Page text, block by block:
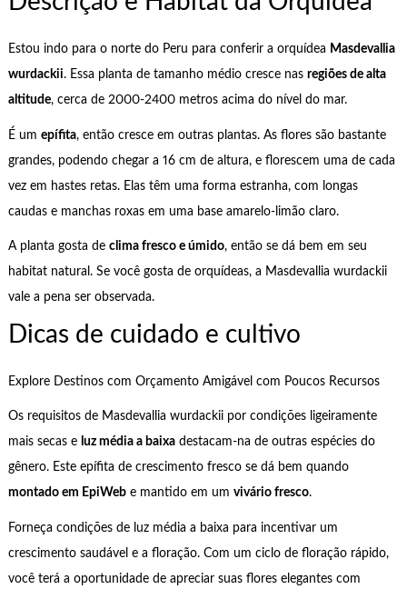
Estou indo para o norte do Peru para conferir a orquídea Masdevallia
wurdackii. Essa planta de tamanho médio cresce nas regiões de alta
altitude, cerca de 2000-2400 metros acima do nível do mar.
É um epífita, então cresce em outras plantas. As flores são bastante
grandes, podendo chegar a 16 cm de altura, e florescem uma de cada
vez em hastes retas. Elas têm uma forma estranha, com longas
caudas e manchas roxas em uma base amarelo-limão claro.
A planta gosta de clima fresco e úmido, então se dá bem em seu
habitat natural. Se você gosta de orquídeas, a Masdevallia wurdackii
vale a pena ser observada.
Dicas de cuidado e cultivo
Explore Destinos com Orçamento Amigável com Poucos Recursos
Os requisitos de Masdevallia wurdackii por condições ligeiramente
mais secas e luz média a baixadestacam-na de outras espécies do
gênero. Este epífita de crescimento fresco se dá bem quando
montado em EpiWebe mantido em um vivário fresco.
Forneça condições de luz média a baixa para incentivar um
crescimento saudável e a floração. Com um ciclo de floração rápido,
você terá a oportunidade de apreciar suas flores elegantes com